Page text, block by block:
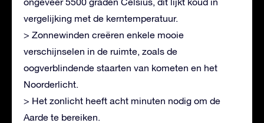
vergelijking met de kerntemperatuur.
> Zonnewinden creëren enkele mooie
verschijnselen in de ruimte, zoals de
oogverblindende staarten van kometen en het
Noorderlicht.
> Het zonlicht heeft acht minuten nodig om de
Aarde te bereiken.